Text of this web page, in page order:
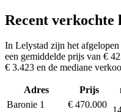
Recent verkochte
In Lelystad zijn het
een gemiddelde prijs van €
€ 3.423 en de mediane
Adres Prijs
Baronie 1
€ 470.000